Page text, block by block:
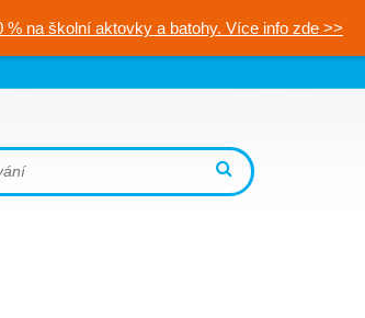
na školní aktovky a batohy. Více info zde >>